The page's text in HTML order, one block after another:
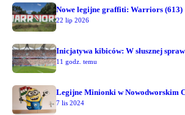
Nowe legijne graffiti: Warriors (613)
22 lip 2026
Inicjatywa kibiców: W słusznej
11 godz. temu
Legijne Minionki w Nowodworskim
7 lis 2024